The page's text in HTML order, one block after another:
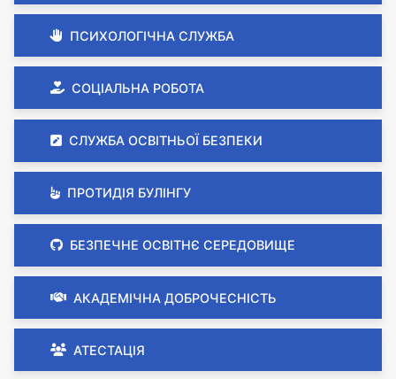
ПСИХОЛОГІЧНА СЛУЖБА
СОЦІАЛЬНА РОБОТА
СЛУЖБА ОСВІТНЬОЇ БЕЗПЕКИ
ПРОТИДІЯ БУЛІНГУ
БЕЗПЕЧНЕ ОСВІТНЄ СЕРЕДОВИЩЕ
АКАДЕМІЧНА ДОБРОЧЕСНІСТЬ
АТЕСТАЦІЯ